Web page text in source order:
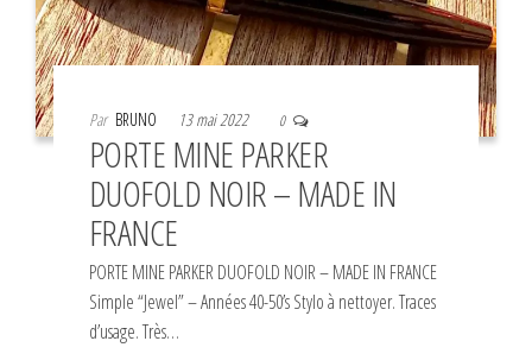
Par BRUNO 13 mai 2022 0
PORTE MINE PARKER
DUOFOLD NOIR – MADE IN
FRANCE
PORTE MINE PARKER DUOFOLD NOIR – MADE IN FRANCE
Simple “Jewel” – Années 40-50’s Stylo à nettoyer. Traces
d’usage. Très…